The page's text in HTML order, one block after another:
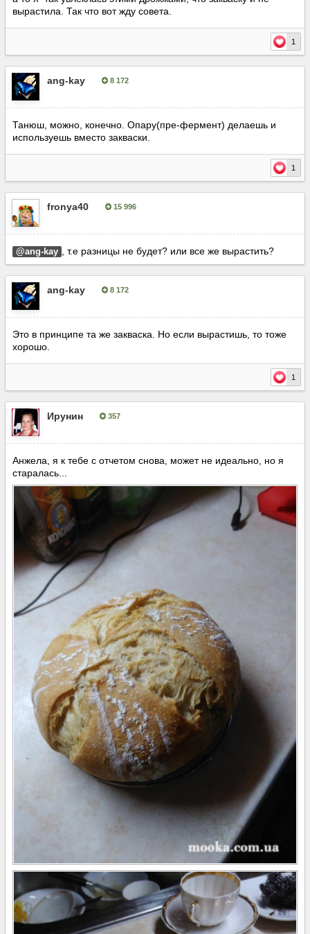
вырастила. Так что вот жду совета.
1
ang-kay 8 172
Танюш, можно, конечно. Опару(пре-фермент) делаешь и
используешь вместо закваски.
1
fronya40 15 996
@ang-kay , т.е разницы не будет? или все же вырастить?
ang-kay 8 172
Это в принципе та же закваска. Но если вырастишь, то тоже
хорошо.
1
Ирунин 357
Анжела, я к тебе с отчетом снова, может не идеально, но я
старалась...